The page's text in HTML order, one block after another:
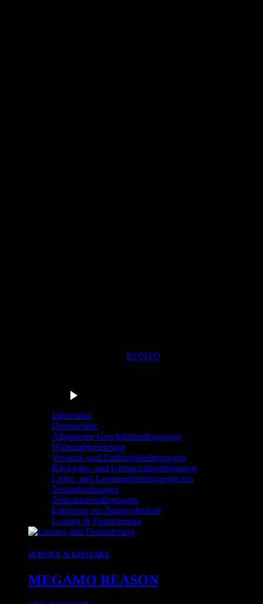
KONTO
Impressum
Datenschutz
Allgemeine Geschäftsbedingungen
Widerrufsbelehrung
Versand- und Zahlungsbedingungen
Rückgabe- und Umtauschbedingungen
Liefer- und Leistungsbedingungen bei
Terminbuchungen
Teilnahmebedingungen
Erklärung zur Barrierefreiheit
Leasing & Finanzierung
SERVICE & KONTAKT
MEGAMO REASON